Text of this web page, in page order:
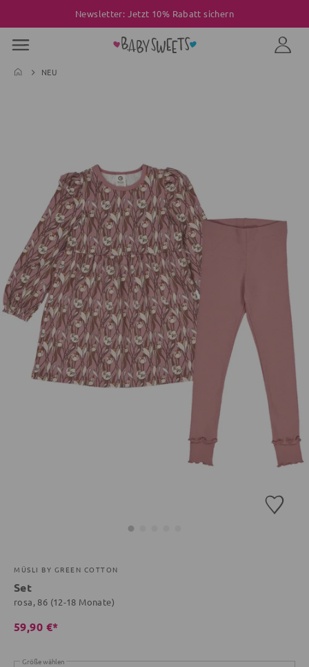
Newsletter: Jetzt 10% Rabatt sichern
NEU
MÜSLI BY GREEN COTTON
Set
rosa, 86 (12-18 Monate)
59,90 €*
Größe wählen